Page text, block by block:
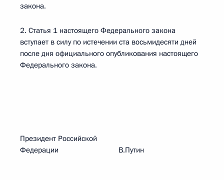
закона.
2. Статья 1 настоящего Федерального закона
вступает в силу по истечении ста восьмидесяти дней
после дня официального опубликования настоящего
Федерального закона.
Президент Российской
Федерации В.Путин